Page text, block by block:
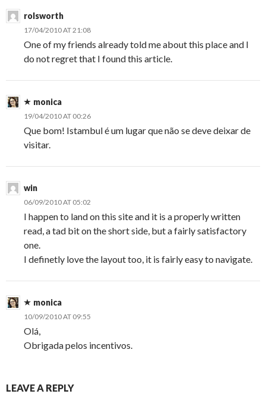
rolsworth
17/04/2010 AT 21:08
One of my friends already told me about this place and I
do not regret that I found this article.
monica
19/04/2010 AT 00:26
Que bom! Istambul é um lugar que não se deve deixar de
visitar.
win
06/09/2010 AT 05:02
I happen to land on this site and it is a properly written
read, a tad bit on the short side, but a fairly satisfactory
one.
I definetly love the layout too, it is fairly easy to navigate.
monica
10/09/2010 AT 09:55
Olá,
Obrigada pelos incentivos.
LEAVE A REPLY